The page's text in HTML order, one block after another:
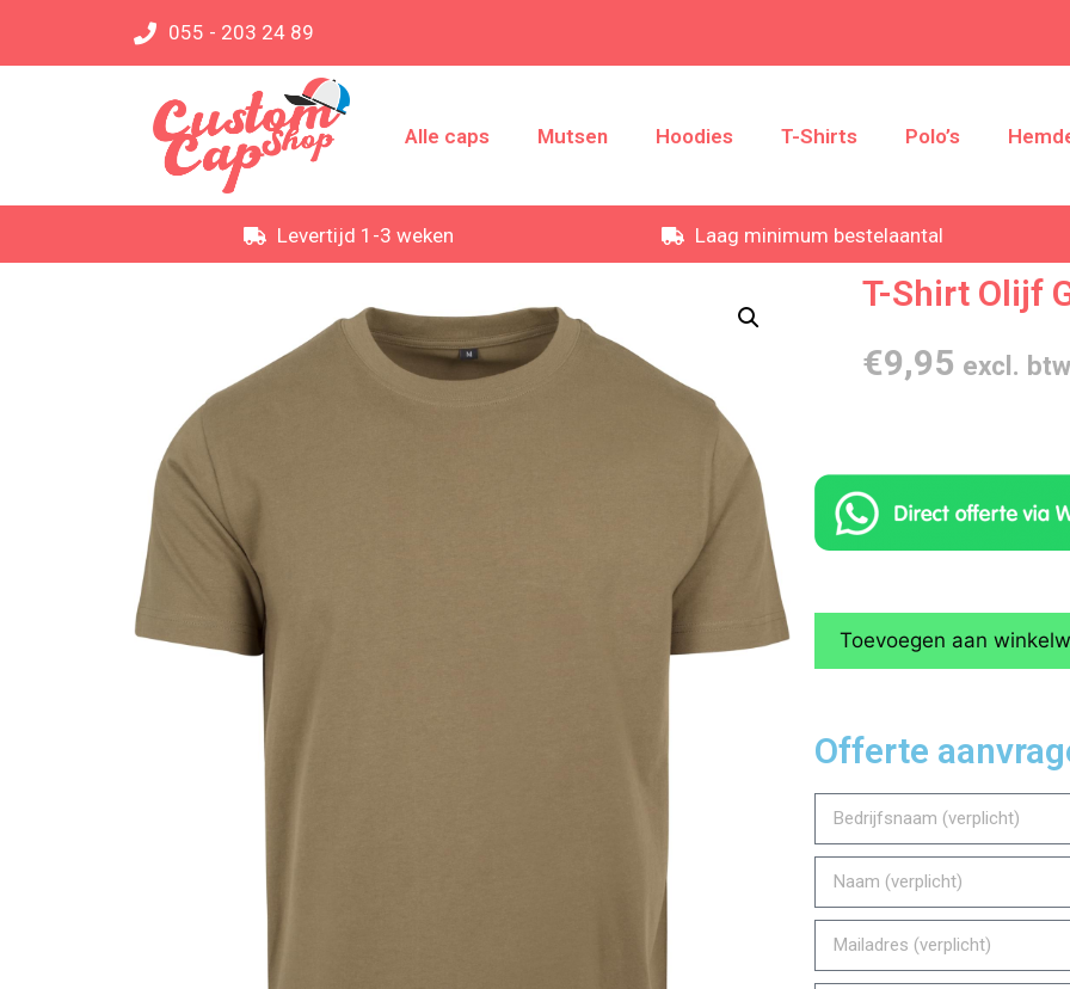
055 - 203 24 89
Alle caps Mutsen Hoodies T-Shirts Polo’s
Levertijd 1-3 weken Laag minimum bestelaantal
T-Shirt Olijf
€9,95 excl. btw
Toevoegen aan
Offerte